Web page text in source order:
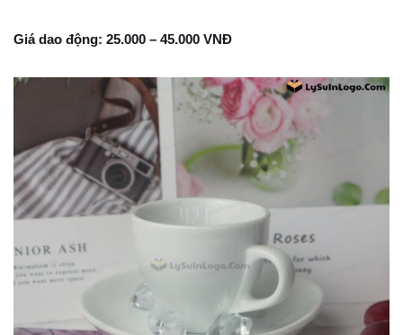
Giá dao động: 25.000 – 45.000 VNĐ